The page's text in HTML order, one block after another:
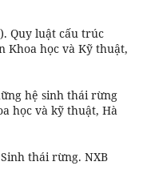
Quy luật cấu trúc
Khoa học và Kỹ thuật,
hệ sinh thái rừng
học và kỹ thuật, Hà
thái rừng. NXB